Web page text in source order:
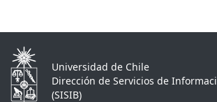
Universidad de Chile
Dirección de Servicios de
(SISIB)